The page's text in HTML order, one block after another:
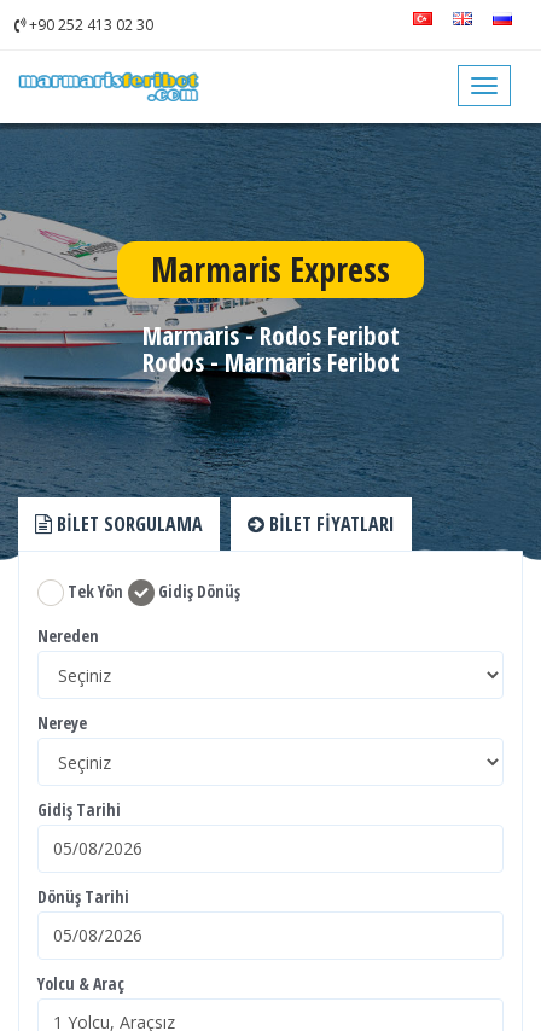
+90 252 413 02 30
Toggle
Marmaris Express
Marmaris - Rodos Feribot
Rodos - Marmaris Feribot
BILET SORGULAMA BILET FIYATLARI
Tek Yön
Gidiş Dönüş
Nereden
Nereye
Gidiş Tarihi
Dönüş Tarihi
Yolcu & Araç